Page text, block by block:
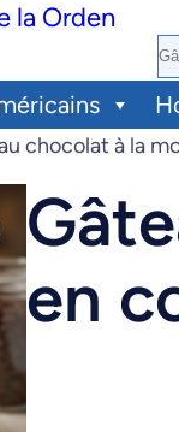
la Orden
R
e
c
e
c
chocolat à la
en